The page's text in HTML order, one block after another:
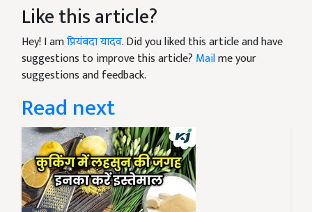
Like this article?
Hey! I amप्रियंबदा यादव. Did you liked this article and have
suggestions to improve this article? Mailme your
suggestions and feedback.
Read next